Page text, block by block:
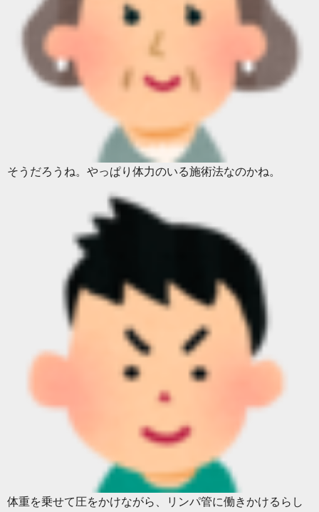
そうだろうね。やっぱり体力のいる施術法なのかね。
体重を乗せて圧をかけながら、リンパ管に働きかけるらし